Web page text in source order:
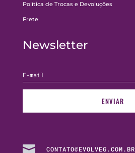
Política de Trocas e Devoluções
Frete
Newsletter
ENVIAR
 CONTATO@EVOLVEG.COM.BR